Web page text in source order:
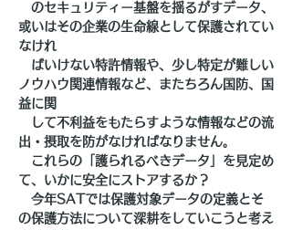
のセキュリティー基盤を揺るがすデータ、
或いはその企業の生命線として保護されてい
なけれ
ばいけない特許情報や、少し特定が難しい
ノウハウ関連情報など、またちろん国防、国
益に関
して不利益をもたらすような情報などの流
出・摂取を防がなければなりません。
これらの「護られるべきデータ」を見定め
て、いかに安全にストアするか？
今年SATでは保護対象データの定義とそ
の保護方法について深耕をしていこうと考え